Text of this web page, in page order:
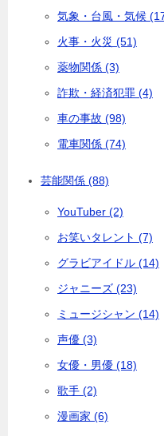
気象・台風・気候
火事・火災 (51)
薬物関係 (3)
詐欺・経済犯罪 (4)
車の事故 (98)
電車関係 (74)
芸能関係 (88)
YouTuber (2)
お笑いタレント (7)
グラビアイドル (14)
ジャニーズ (23)
ミュージシャン (14)
声優 (3)
女優・男優 (18)
歌手 (2)
漫画家 (6)